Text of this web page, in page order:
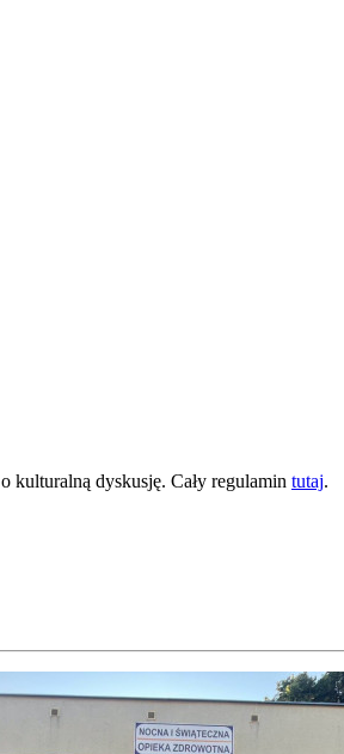
dyskusję. Cały regulamin tutaj.